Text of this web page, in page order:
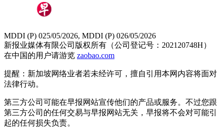
MDDI (P) 025/05/2026, MDDI (P) 026/05/2026
新报业媒体有限公司版权所有（公司登记号：202120748H）
在中国的用户请游览 zaobao.com
提醒：新加坡网络业者若未经许可，擅自引用本网内容将面对
法律行动。
第三方公司可能在早报网站宣传他们的产品或服务。不过您跟
第三方公司的任何交易与早报网站无关，早报将不会对可能引
起的任何损失负责。